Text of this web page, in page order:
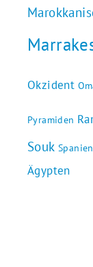
Okzident
Pyramiden
Souk Spanien
Ägypten